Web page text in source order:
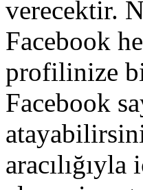
verecektir.
Facebook
profilinize
Facebook
aracılığıyla